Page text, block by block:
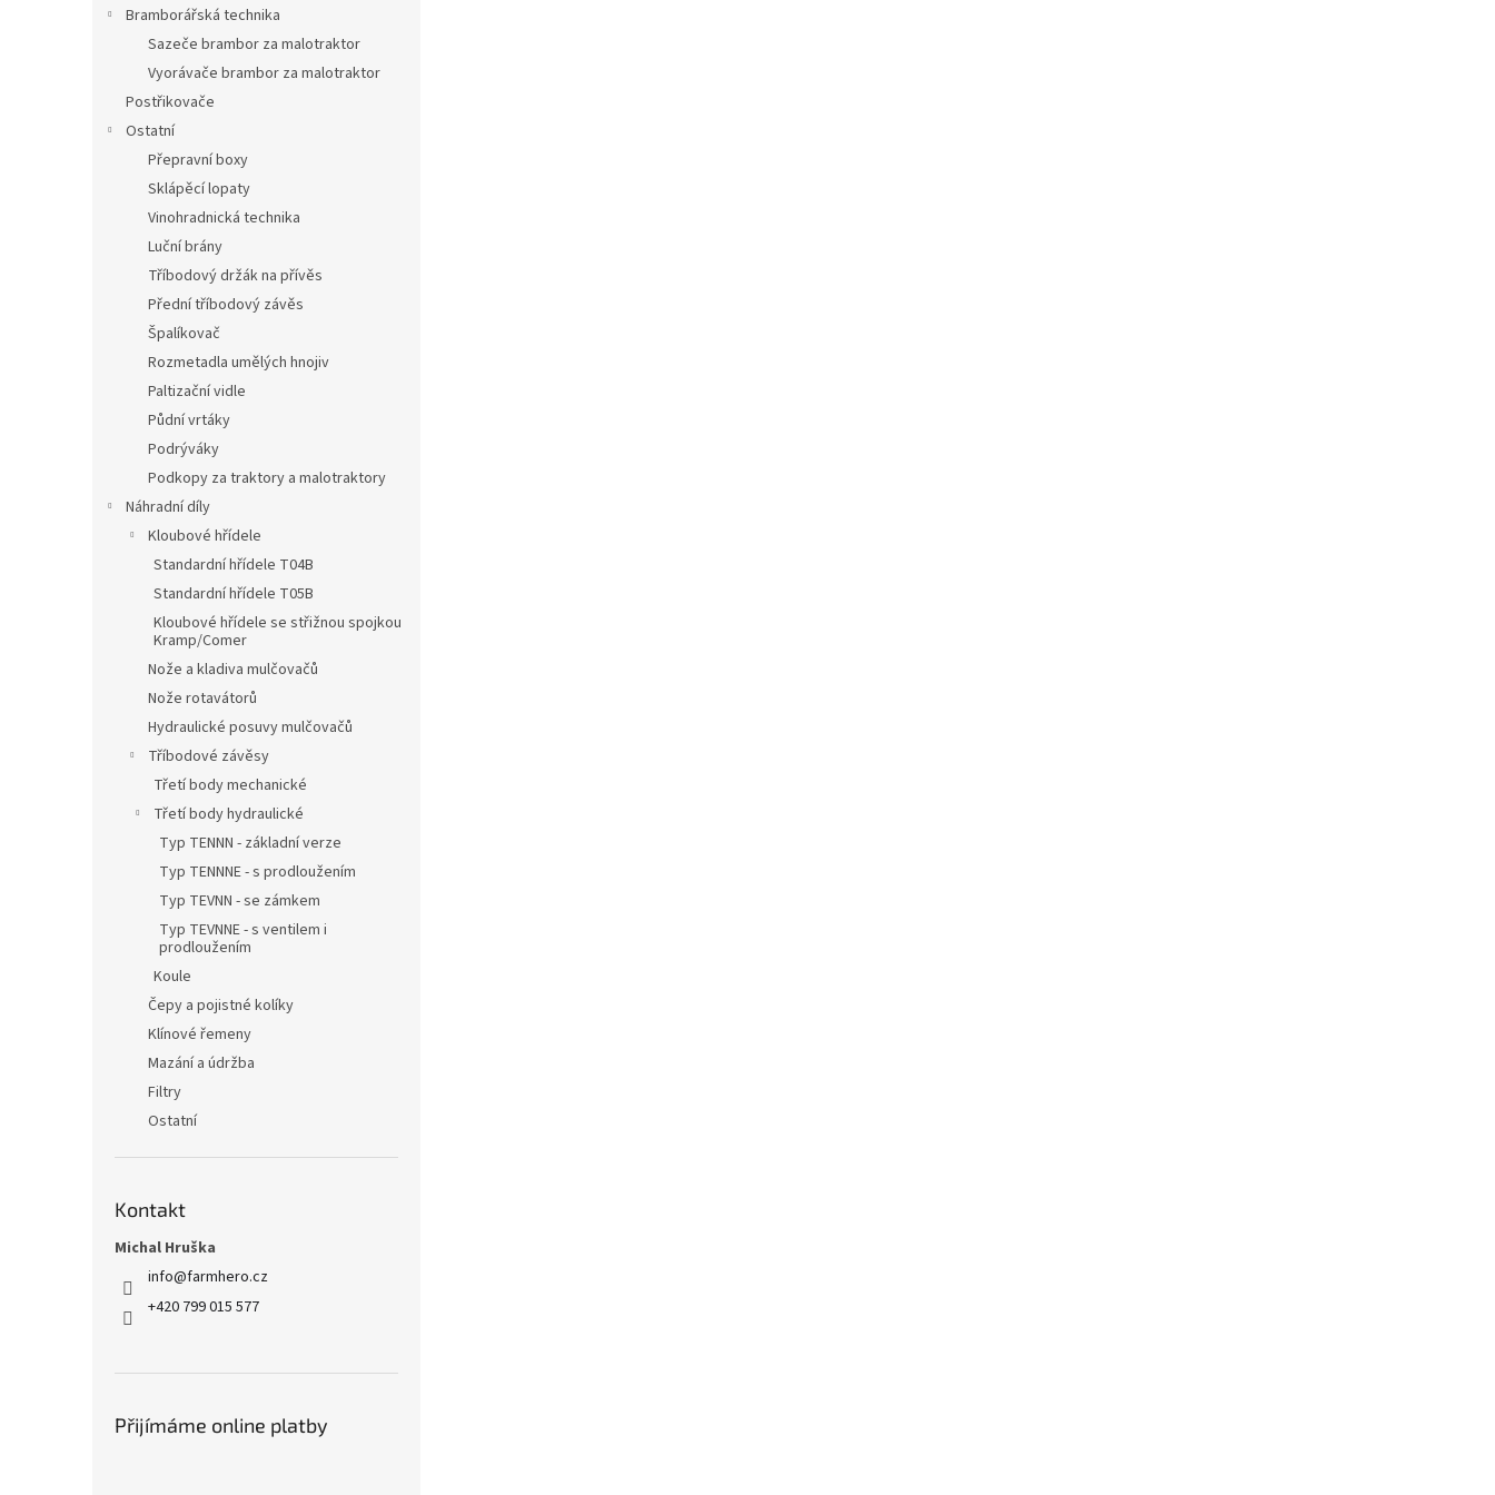
Bramborářská technika
Sazeče brambor za malotraktor
Vyorávače brambor za malotraktor
Postřikovače
Ostatní
Přepravní boxy
Sklápěcí lopaty
Vinohradnická technika
Luční brány
Tříbodový držák na přívěs
Přední tříbodový závěs
Špalíkovač
Rozmetadla umělých hnojiv
Paltizační vidle
Půdní vrtáky
Podrýváky
Podkopy za traktory a malotraktory
Náhradní díly
Kloubové hřídele
Standardní hřídele T04B
Standardní hřídele T05B
Kloubové hřídele se střižnou spojkou
Kramp/Comer
Nože a kladiva mulčovačů
Nože rotavátorů
Hydraulické posuvy mulčovačů
Tříbodové závěsy
Třetí body mechanické
Třetí body hydraulické
Typ TENNN - základní verze
Typ TENNNE - s prodloužením
Typ TEVNN - se zámkem
Typ TEVNNE - s ventilem i
prodloužením
Koule
Čepy a pojistné kolíky
Klínové řemeny
Mazání a údržba
Filtry
Ostatní
Kontakt
Michal Hruška
info@farmhero.cz
+420 799 015 577
Přijímáme online platby